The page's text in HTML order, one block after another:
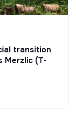
transition
Merzlic (T-